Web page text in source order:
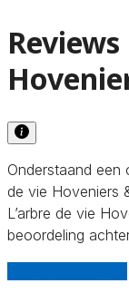
Reviews
Onderstaand een
de vie Hoveniers
L’arbre de vie
beoordeling